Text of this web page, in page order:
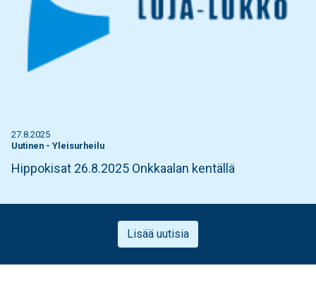
27.8.2025
Uutinen - Yleisurheilu
Hippokisat 26.8.2025 Onkkaalan kentällä
Lisää uutisia